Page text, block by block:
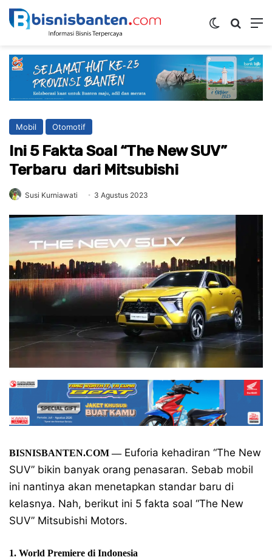
Switch skin
Mobil Otomotif
Ini 5 Fakta Soal “The New SUV”
Terbaru dari Mitsubishi
Susi Kurniawati 3 Agustus 2023
BISNISBANTEN.COM —Euforia kehadiran “The New
SUV” bikin banyak orang penasaran. Sebab mobil
ini nantinya akan menetapkan standar baru di
kelasnya. Nah, berikut ini 5 fakta soal “The New
SUV” Mitsubishi Motors.
1. World Premiere di Indonesia